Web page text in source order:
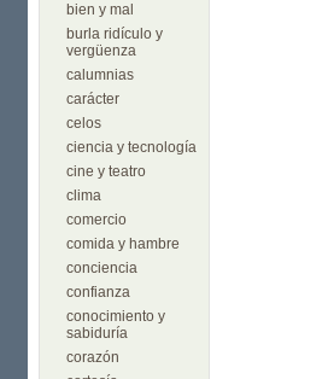
bien y mal
burla ridículo y
vergüenza
calumnias
carácter
celos
ciencia y tecnología
cine y teatro
clima
comercio
comida y hambre
conciencia
confianza
conocimiento y
sabiduría
corazón